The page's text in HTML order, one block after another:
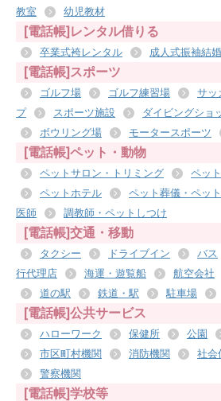
教室
幼児教材
[電話帳]レンタル借りる
卒業式袴レンタル 成人式振袖結
[電話帳]スポーツ
ゴルフ場 ゴルフ練習場 サッ
プ
スポーツ施設 ダイビングショ
ボウリング場
モータースポーツ
[電話帳]ペット・動物
ペットサロン・トリミング
ペッ
ペットホテル
ペット葬儀・ペッ
医師
調教師・ペットしつけ
[電話帳]交通・移動
タクシー ドライブイン バス
行代理店
海運・遊覧船 航空会社
道の駅
鉄道・駅 駐車場
[電話帳]公共サービス
ハローワーク 保健所 公園
市区町村機関
消防機関 社会
警察機関
[電話帳]学校等